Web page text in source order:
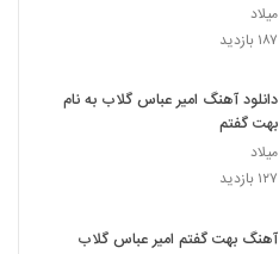
میلاد
۱۸۷ بازدید
دانلود آهنگ امیر عباس گلاب به نام
بهت گفتم
میلاد
۱۲۷ بازدید
آهنگ بهت گفتم امیر عباس گلاب